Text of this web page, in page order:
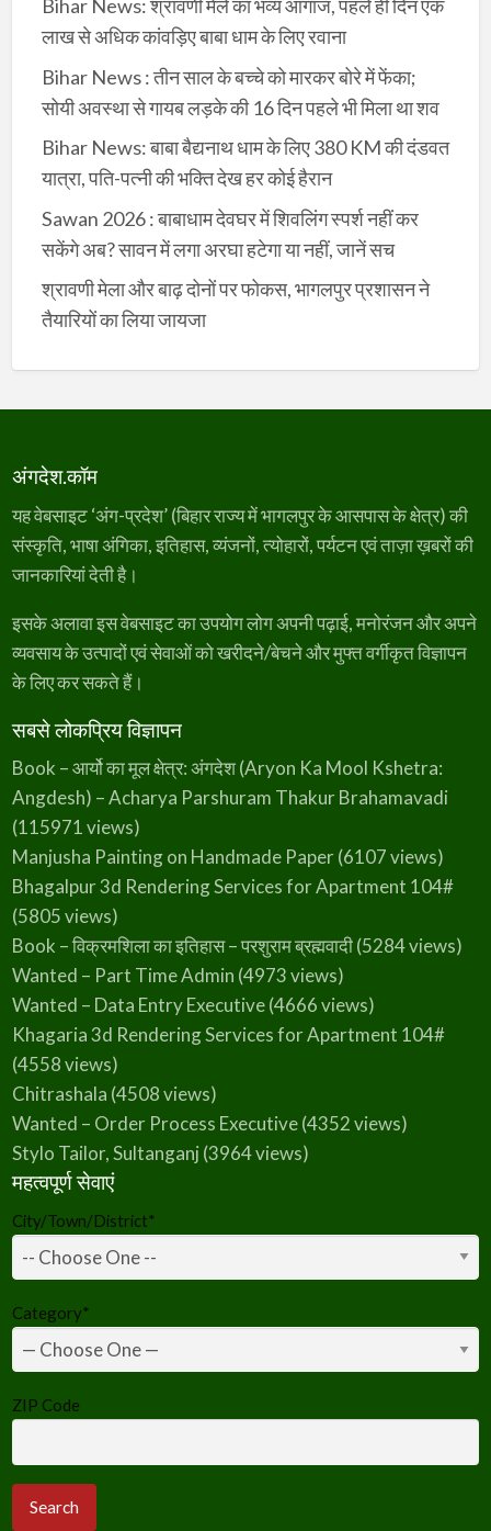
Bihar News: श्रावणी मेले का भव्य आगाज, पहले ही दिन एक
लाख से अधिक कांवड़िए बाबा धाम के लिए रवाना
Bihar News : तीन साल के बच्चे को मारकर बोरे में फेंका;
सोयी अवस्था से गायब लड़के की 16 दिन पहले भी मिला था शव
Bihar News: बाबा बैद्यनाथ धाम के लिए 380 KM की दंडवत
यात्रा, पति-पत्नी की भक्ति देख हर कोई हैरान
Sawan 2026 : बाबाधाम देवघर में शिवलिंग स्पर्श नहीं कर
सकेंगे अब? सावन में लगा अरघा हटेगा या नहीं, जानें सच
श्रावणी मेला और बाढ़ दोनों पर फोकस, भागलपुर प्रशासन ने
तैयारियों का लिया जायजा
अंगदेश.कॉम
यह वेबसाइट ‘अंग-प्रदेश’ (बिहार राज्य में भागलपुर के आसपास के क्षेत्र) की
संस्कृति, भाषा अंगिका, इतिहास, व्यंजनों, त्योहारों, पर्यटन एवं ताज़ा ख़बरों की
जानकारियां देती है।
इसके अलावा इस वेबसाइट का उपयोग लोग अपनी पढ़ाई, मनोरंजन और अपने
व्यवसाय के उत्पादों एवं सेवाओं को खरीदने/बेचने और मुफ्त वर्गीकृत विज्ञापन
के लिए कर सकते हैं।
सबसे लोकप्रिय विज्ञापन
Book – आर्यो का मूल क्षेत्र: अंगदेश (Aryon Ka Mool Kshetra:
Angdesh) – Acharya Parshuram Thakur Brahamavadi
(115971 views)
Manjusha Painting on Handmade Paper(6107 views)
Bhagalpur 3d Rendering Services for Apartment 104#
(5805 views)
Book – विक्रमशिला का इतिहास – परशुराम ब्रह्मवादी(5284 views)
Wanted – Part Time Admin (4973 views)
Wanted – Data Entry Executive(4666 views)
Khagaria 3d Rendering Services for Apartment 104#
(4558 views)
Chitrashala (4508 views)
Wanted – Order Process Executive(4352 views)
Stylo Tailor, Sultanganj (3964 views)
महत्वपूर्ण सेवाएं
City/Town/District*
Category*
ZIP Code